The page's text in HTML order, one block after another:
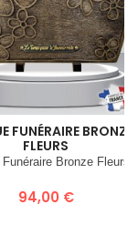
FUNÉRAIRE BRONZE
FLEURS
Bronze Fleurs
Prix
94,00 €